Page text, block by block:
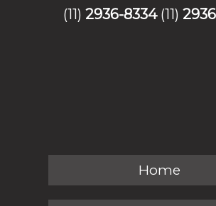
(11) 2936-8334 (11)
Home